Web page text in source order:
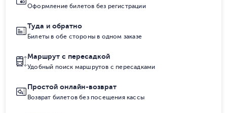
Оформление билетов без регистрации
Туда и обратно
Билеты в обе стороны в одном заказе
Маршрут с пересадкой
Удобный поиск маршрутов с пересадками
Простой онлайн-возврат
Возврат билетов без посещения кассы